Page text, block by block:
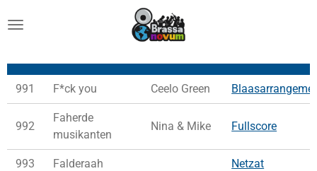
direct
de
hoofdinhoud
991 F*ck you Ceelo Green
992
Faherde
musikanten
Nina & Mike Fullscore
993 Falderaah Netzat